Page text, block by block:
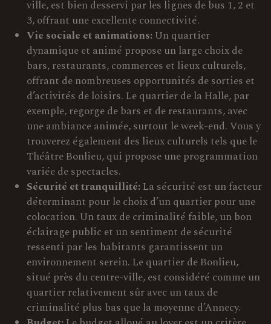
ville, est bien desservi par les lignes de bus 1, 2 et
3, offrant une excellente connectivité.
Vie sociale et animations:Un quartier
dynamique et animé propose un large choix de
bars, restaurants, commerces et lieux culturels,
offrant de nombreuses opportunités de sorties et
d’activités de loisirs. Le quartier de la Halle, par
exemple, regorge de bars et de restaurants, avec
une ambiance animée, surtout le week-end. Vous y
trouverez également des lieux culturels tels que le
Théâtre Bonlieu, qui propose une programmation
variée de spectacles.
Sécurité et tranquillité:La sécurité est un facteur
déterminant pour le choix d’un quartier pour une
colocation. Un taux de criminalité faible, un bon
éclairage public et un sentiment de sécurité
ressenti par les habitants garantissent un
environnement serein. Le quartier de Bonlieu,
situé près du centre-ville, est considéré comme un
quartier relativement sûr avec un taux de
criminalité plus bas que la moyenne d’Annecy.